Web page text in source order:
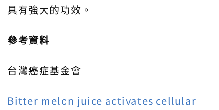
具有強大的功效。
參考資料
台灣癌症基金會
Bitter melon juice activates cellular